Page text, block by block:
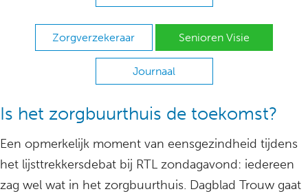
Zorgverzekeraar Senioren Visie
Journaal
Is het zorgbuurthuis de toekomst?
Een opmerkelijk moment van eensgezindheid tijdens
het lijsttrekkersdebat bij RTL zondagavond: iedereen
zag wel wat in het zorgbuurthuis. Dagblad Trouw gaat